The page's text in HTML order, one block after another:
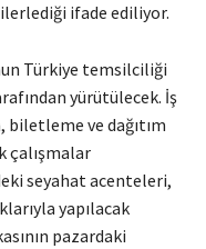
ifade ediliyor.
Türkiye temsilciliği
yürütülecek. İş
biletleme ve dağıtım
çalışmalar
seyahat acenteleri,
yapılacak
pazardaki